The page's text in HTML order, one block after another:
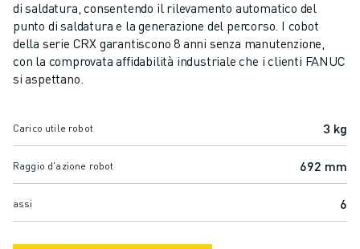
PACCHETTO ROBOT ROBODRILL
PACCHETTO EDUCATIONAL ROBODRILL
MACCHINE ELETTRICHE PER STAMPAGGIO A INIEZIONE
TROVA ROBOSHOT
HARDWARE ROBOSHOT
SOFTWARE ROBOSHOT
ROBOSHOT SOSTENIBILITÀ
PACCHETTO ROBOTICA ROBOSHOT
MANUTENZIONE PREVENTIVA DI ROBOSHOT
di saldatura, consentendo il rilevamento automatico del
punto di saldatura e la generazione del percorso. I cobot
della serie CRX garantiscono 8 anni senza manutenzione,
con la comprovata affidabilità industriale che i clienti FANUC
si aspettano.
Carico utile robot 3 kg
Raggio d'azione robot 692 mm
assi 6